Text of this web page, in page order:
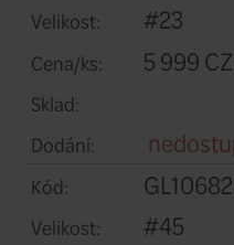
Doprava zdarma